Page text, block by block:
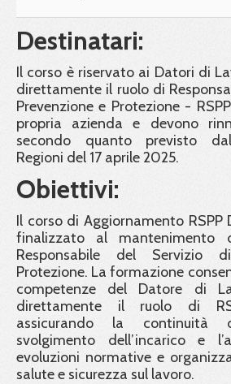
Destinatari:
Il corso è riservato ai Datori di
direttamente il ruolo di
Prevenzione e Protezione -
propria azienda e devono
secondo quanto previsto
Regioni del 17 aprile 2025.
Obiettivi:
Il corso di Aggiornamento RSPP
finalizzato al mantenimento
Responsabile del Servizio
Protezione. La formazione
competenze del Datore di
direttamente il ruolo di
assicurando la continuità
svolgimento dell’incarico e
evoluzioni normative e
salute e sicurezza sul lavoro.